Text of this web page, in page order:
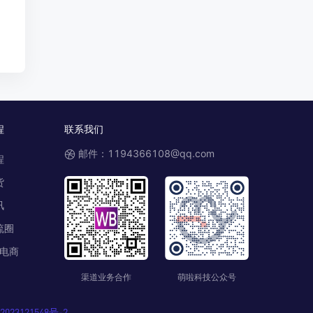
圈
商
联系我们
邮件：1194366108@qq.com
渠道业务合作 萌啦科技公众号